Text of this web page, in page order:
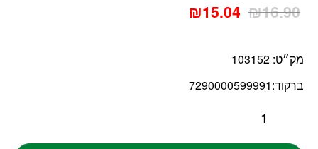
₪16.90
₪15.04
מק״ט: 103152
ברקוד:7290000599991